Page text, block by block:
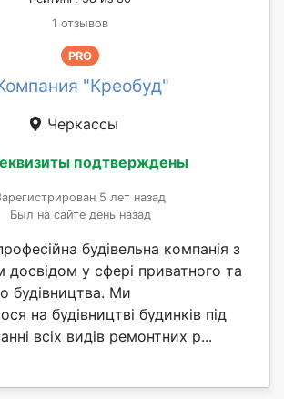
1 отзывов
PRO
"Креобуд"
Черкассы
подтверждены
5 лет назад
Был на сайте день назад
будівельна компанія з
досвідом у сфері приватного та
будівництва. Ми
на будівництві будинків під
всіх видів ремонтних р...